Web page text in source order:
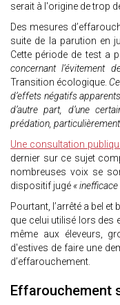
serait à l'origine de trop
Des mesures
suite de la parution en
Cette période de test a
concernant l’évitement
Transition écologique.
d’effets négatifs
d’autre part, d’une
prédation,
Une consultation
dernier sur ce sujet
nombreuses voix se
dispositif jugé « inefficace
Pourtant, l’arrêté a bel
que celui utilisé lors des
même aux éleveurs,
d'estives de faire une
d’effarouchement.
Effarouchement